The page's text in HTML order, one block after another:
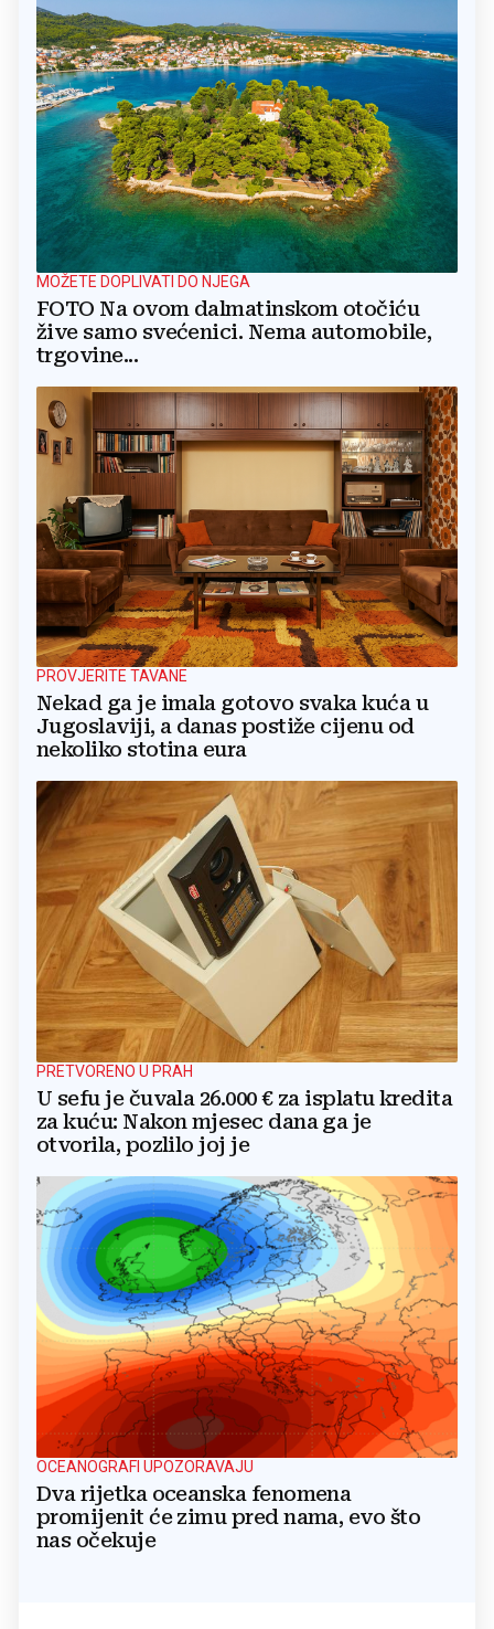
MOŽETE DOPLIVATI DO NJEGA
FOTO Na ovom dalmatinskom otočiću
žive samo svećenici. Nema automobile,
trgovine...
PROVJERITE TAVANE
Nekad ga je imala gotovo svaka kuća u
Jugoslaviji, a danas postiže cijenu od
nekoliko stotina eura
PRETVORENO U PRAH
U sefu je čuvala 26.000 € za isplatu kredita
za kuću: Nakon mjesec dana ga je
otvorila, pozlilo joj je
OCEANOGRAFI UPOZORAVAJU
Dva rijetka oceanska fenomena
promijenit će zimu pred nama, evo što
nas očekuje